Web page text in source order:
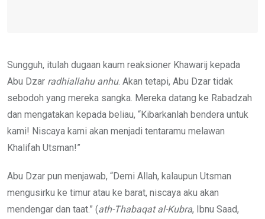
Sungguh, itulah dugaan kaum reaksioner Khawarij kepada
Abu Dzar radhiallahu anhu. Akan tetapi, Abu Dzar tidak
sebodoh yang mereka sangka. Mereka datang ke Rabadzah
dan mengatakan kepada beliau, “Kibarkanlah bendera untuk
kami! Niscaya kami akan menjadi tentaramu melawan
Khalifah Utsman!”
Abu Dzar pun menjawab, “Demi Allah, kalaupun Utsman
mengusirku ke timur atau ke barat, niscaya aku akan
mendengar dan taat.” (ath-Thabaqat al-Kubra, Ibnu Saad,